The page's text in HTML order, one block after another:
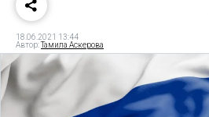
18.06.2021 13:44
Автор:Тамила Аскерова